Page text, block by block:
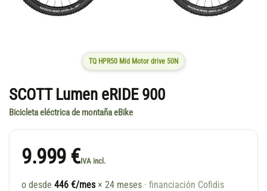
TQ HPR50 Mid Motor drive 50N
SCOTT Lumen eRIDE 900
Bicicleta eléctrica de montaña eBike
9.999 €IVA incl.
o desde 446 €/mes × 24 meses · financiación Cofidis